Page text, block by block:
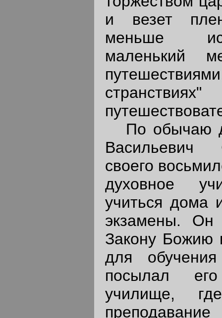
и везет
меньше
маленький
По обычаю
Васильевич
своего
духовное
учиться дома
экзамены. Он
Закону Божию
для
посылал
училище,